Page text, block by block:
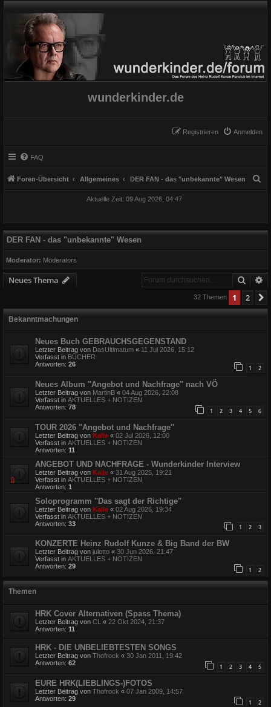
wunderkinder.de
Anmelden
Registrieren
FAQ
Foren-Übersicht Allgemeines DER FAN - das "unbekannte" Wesen
Aktuelle Zeit: 09 Aug 2026, 04:47
DER FAN - das "unbekannte" Wesen
Moderator: Moderators
Neues Thema Suche
32 Themen 1 2
Bekanntmachungen
Neues Buch GEBRAUCHSGEGENSTAND
Letzter Beitrag von DasUltimatum « 11 Jul 2026, 15:12
Verfasst in BÜCHER
Antworten: 26 1 2
Neues Album "Angebot und Nachfrage" nach VÖ
Letzter Beitrag von MartinB « 04 Aug 2026, 22:08
Verfasst in AKTUELLES + NOTIZEN
Antworten: 78 1 2 3 4 5 6
TOUR 2026 "Angebot und Nachfrage″
Letzter Beitrag von Kalle « 02 Jul 2026, 12:00
Verfasst in AKTUELLES + NOTIZEN
Antworten: 11
ANGEBOT UND NACHFRAGE - Wunderkinder Interview
Letzter Beitrag von Kalle « 31 Aug 2025, 19:21
Verfasst in AKTUELLES + NOTIZEN
Antworten: 1
Soloprogramm "Das sagt der Richtige"
Letzter Beitrag von Kalle « 02 Aug 2026, 19:34
Verfasst in AKTUELLES + NOTIZEN
Antworten: 33 1 2 3
KONZERTE Heinz Rudolf Kunze & Big Band der BW
Letzter Beitrag von julotto « 30 Jun 2026, 21:47
Verfasst in AKTUELLES + NOTIZEN
Antworten: 29 1 2
Themen
HRK Cover Alternativen (Spass Thema)
Letzter Beitrag von CL « 22 Okt 2024, 21:37
Antworten: 11
HRK - DIE UNBELIEBTESTEN SONGS
Letzter Beitrag von Thofrock « 30 Jan 2011, 19:42
Antworten: 62 1 2 3 4 5
EURE HRK(LIEBLINGS-)FOTOS
Letzter Beitrag von Thofrock « 07 Jan 2009, 14:57
Antworten: 29 1 2